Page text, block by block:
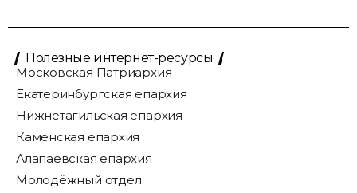
Полезные интернет-ресурсы
Московская Патриархия
Екатеринбургская епархия
Нижнетагильская епархия
Каменская епархия
Алапаевская епархия
Молодёжный отдел